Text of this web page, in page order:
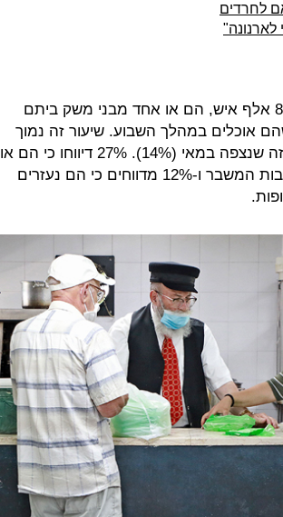
לחרדים
כמו כן, בקרב 15% מהאוכלוסייה, כ-860 אלף איש, הם או אחד מבני משק ביתם
אוכלים במהלך השבוע. שיעור זה נמוך
מהשיעור שנצפה ביולי (21%), ודומה לזה שנצפה במאי (14%). 27% דיווחו כי הם או
בני ביתם השתמשו בחסכונותיהם בעקבות המשבר ו-12% מדווחים כי הם נעזרים